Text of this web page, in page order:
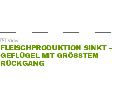
FLEISCHPRODUKTION SINKT –
GEFLÜGEL MIT GRÖSSTEM R
ÜCKGANG